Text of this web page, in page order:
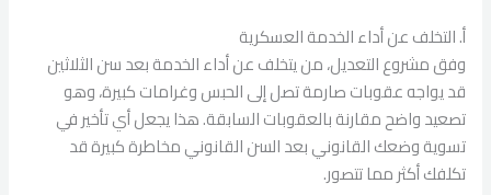
أ. التخلف عن أداء الخدمة العسكرية
وفق مشروع التعديل، من يتخلف عن أداء الخدمة بعد سن الثلاثين
قد يواجه عقوبات صارمة تصل إلى الحبس وغرامات كبيرة، وهو
تصعيد واضح مقارنة بالعقوبات السابقة. هذا يجعل أي تأخير في
تسوية وضعك القانوني بعد السن القانوني مخاطرة كبيرة قد
تكلفك أكثر مما تتصور.